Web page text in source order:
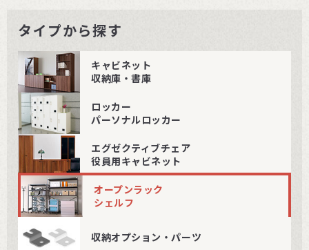
タイプから探す
キャビネット
収納庫・書庫
ロッカー
パーソナルロッカー
エグゼクティブチェア
役員用キャビネット
オープンラック
シェルフ
収納オプション・パーツ